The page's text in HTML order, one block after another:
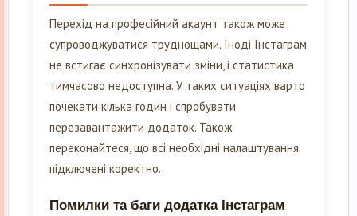
Перехід на професійний акаунт також може
супроводжуватися труднощами. Іноді Інстаграм
не встигає синхронізувати зміни, і статистика
тимчасово недоступна. У таких ситуаціях варто
почекати кілька годин і спробувати
перезавантажити додаток. Також
переконайтеся, що всі необхідні налаштування
підключені коректно.
Помилки та баги додатка Інстаграм